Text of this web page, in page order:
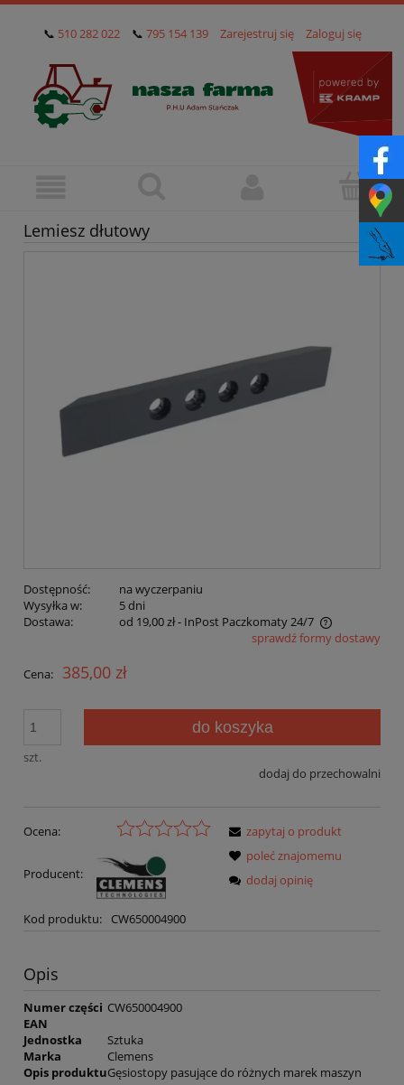
📞 510 282 022 📞 795 154 139 Zarejestruj się Zaloguj się
Lemiesz dłutowy
Dostępność:
na wyczerpaniu
Wysyłka w:
5 dni
Dostawa:
od 19,00 zł- InPost Paczkomaty 24/7
Cena nie zawiera ewentualnych kosztów płatnościsprawdź formy dostawy
Cena: 385,00 zł
szt.
do koszyka
dodaj do przechowalni
Ocena:
Producent:
Kod produktu: CW650004900
zapytaj o produkt
poleć znajomemu
dodaj opinię
Opis
Numer części CW650004900
EAN
Jednostka
Sztuka
Marka
Clemens
Opis produktuGęsiostopy pasujące do różnych marek maszyn